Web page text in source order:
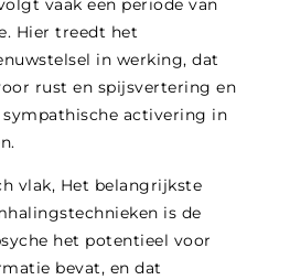
vaak een periode van
Hier treedt het
in werking, dat
rust en spijsvertering en
activering in
vlak, Het belangrijkste
is de
het potentieel voor
bevat, en dat